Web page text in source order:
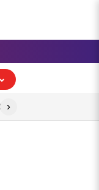
Ri
›